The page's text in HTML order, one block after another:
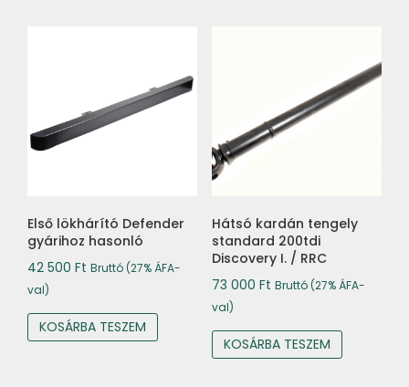
Első lökhárító Defender
gyárihoz hasonló
42 500 Ft Bruttó (27% ÁFA-
val)
KOSÁRBA TESZEM
Hátsó kardán tengely
standard 200tdi
Discovery I. / RRC
73 000 Ft Bruttó (27% ÁFA-
val)
KOSÁRBA TESZEM